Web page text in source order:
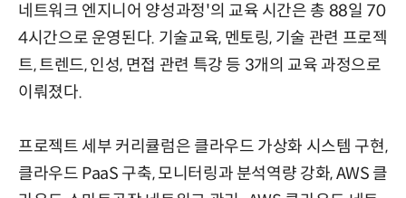
네트워크 엔지니어 양성과정'의 교육 시간은 총 88일 70
4시간으로 운영된다. 기술교육, 멘토링, 기술 관련 프로젝
트, 트렌드, 인성, 면접 관련 특강 등 3개의 교육 과정으로
이뤄졌다.
프로젝트 세부 커리큘럼은 클라우드 가상화 시스템 구현,
클라우드 PaaS 구축, 모니터링과 분석역량 강화, AWS 클